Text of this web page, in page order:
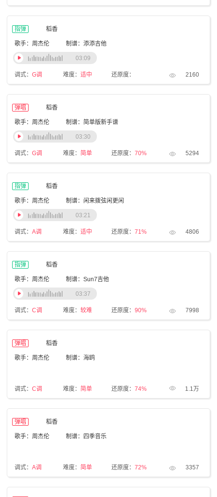
指弹 稻香
歌手：周杰伦 制谱：添添吉他
调式： G调 难度： 适中 还原度： 2160
03:09
弹唱 稻香
歌手：周杰伦 制谱：简单版新手谱
调式： G调 难度： 简单 还原度： 70% 5294
03:30
指弹 稻香
歌手：周杰伦 制谱：闲来拨弦闲更闲
调式： A调 难度： 适中 还原度： 71% 4806
03:21
指弹 稻香
歌手：周杰伦 制谱：Sun7吉他
调式： C调 难度： 较难 还原度： 90% 7998
03:37
弹唱 稻香
歌手：周杰伦 制谱：海鸥
调式： C调 难度： 简单 还原度： 74% 1.1万
弹唱 稻香
歌手：周杰伦 制谱：四季音乐
调式： A调 难度： 简单 还原度： 72% 3357